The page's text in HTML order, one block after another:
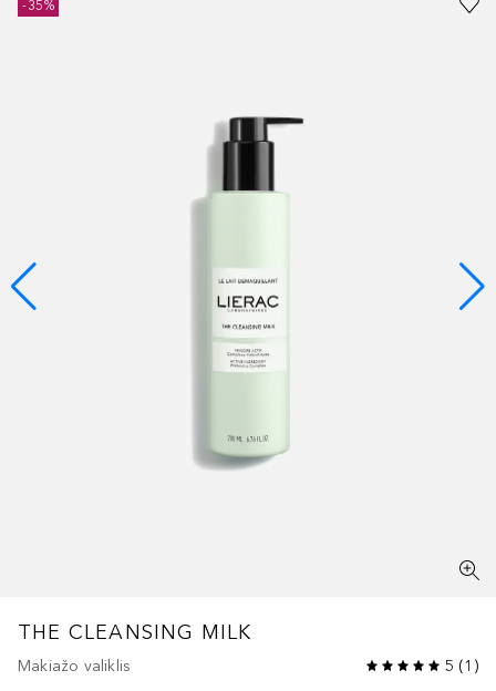
-35%
THE CLEANSING MILK
Makiažo valiklis 5 (1 )